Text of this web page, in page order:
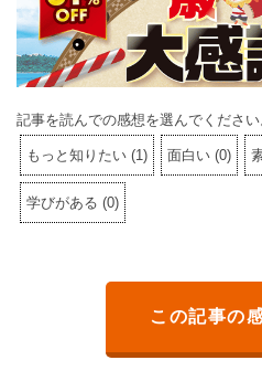
記事を読んでの感想を選んでください
もっと知りたい (1 ) 面白い (0)
学びがある (0)
この記事の